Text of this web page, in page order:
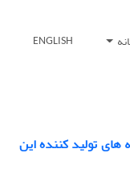
ENGLISH
تولید کننده این